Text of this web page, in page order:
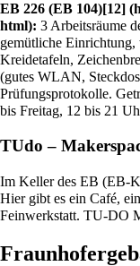
EB 226 (EB 104)[12]
: 3 Arbeitsräume
gemütliche Einrichtung,
Kreidetafeln,
(gutes WLAN,
Prüfungsprotokolle.
bis Freitag, 12 bis 21
TUdo –
Im Keller des EB (EB-
Hier gibt es ein Café,
Feinwerkstatt. TU-DO